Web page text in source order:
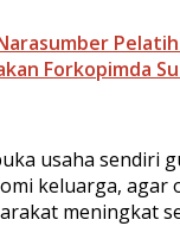
Forkopimda
usaha sendiri
keluarga, agar
meningkat